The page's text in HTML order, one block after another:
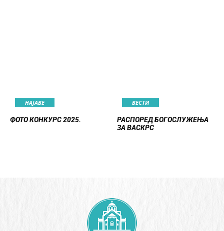
НАЈАВE
ФОТО КОНКУРС 2025.
ВЕСТИ
РАСПОРЕД БОГОСЛУЖЕЊА
ЗА ВАСКРС